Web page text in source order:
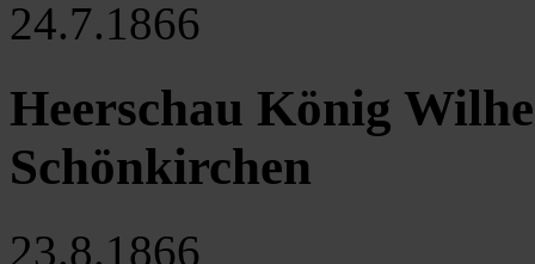
24.7.1866
Heerschau König
Schönkirchen
23.8.1866